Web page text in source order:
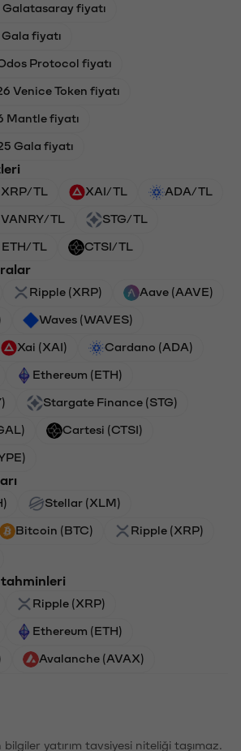
fiyatı
fiyatı
Protocol fiyatı
Venice Token fiyatı
Mantle fiyatı
Gala fiyatı
XRP/TL XAI/TL ADA/TL
VANRY/TL STG/TL
ETH/TL CTSI/TL
Ripple (XRP) Aave (AAVE)
Waves (WAVES)
Xai (XAI) Cardano (ADA)
Ethereum (ETH)
Stargate Finance (STG)
Cartesi (CTSI)
Stellar (XLM)
Bitcoin (BTC) Ripple (XRP)
Ripple (XRP)
Ethereum (ETH)
Avalanche (AVAX)
yatırım tavsiyesi niteliği taşımaz.